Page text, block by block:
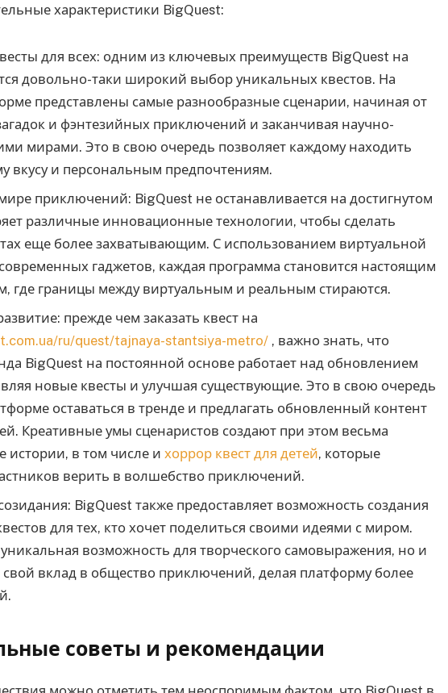
характеристики BigQuest:
для всех: одним из ключевых преимуществ BigQuest на
довольно-таки широкий выбор уникальных квестов. На
представлены самые разнообразные сценарии, начиная от
и фэнтезийных приключений и заканчивая научно-
мирами. Это в свою очередь позволяет каждому находить
вкусу и персональным предпочтениям.
приключений: BigQuest не останавливается на достигнутом
различные инновационные технологии, чтобы сделать
еще более захватывающим. С использованием виртуальной
гаджетов, каждая программа становится настоящим
где границы между виртуальным и реальным стираются.
прежде чем заказать квест на
ru/quest/tajnaya-stantsiya-metro/, важно знать, что
BigQuest на постоянной основе работает над обновлением
новые квесты и улучшая существующие. Это в свою очередь
оставаться в тренде и предлагать обновленный контент
Креативные умы сценаристов создают при этом весьма
истории, в том числе и хоррор квест для детей, которые
верить в волшебство приключений.
BigQuest также предоставляет возможность создания
для тех, кто хочет поделиться своими идеями с миром.
возможность для творческого самовыражения, но и
свой вклад в общество приключений, делая платформу более
советы и рекомендации